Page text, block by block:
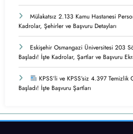
Mülakatsız 2.133 Kamu Hastanesi
Kadrolar, Şehirler ve Başvuru Detayları
Eskişehir Osmangazi Üniversitesi 203
Başladı! İşte Kadrolar, Şartlar ve Başvuru
KPSS’li ve KPSS’siz 4.397 Temizlik
Başladı! İşte Başvuru Şartları